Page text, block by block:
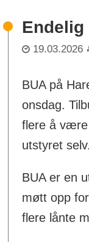
Endelig
19.03.2026
BUA på
onsdag.
flere å være
utstyret selv.
BUA er en
møtt opp
flere lånte